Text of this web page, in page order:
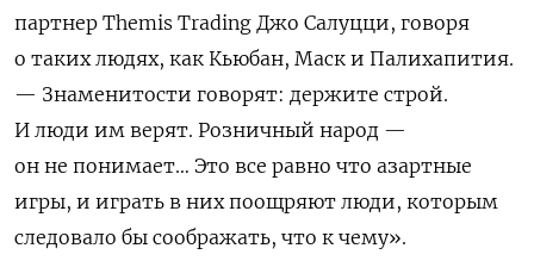
партнер Themis Trading Джо Салуцци, говоря
о таких людях, как Кьюбан, Маск и Палихапития.
— Знаменитости говорят: держите строй.
И люди им верят. Розничный народ —
он не понимает… Это все равно что азартные
игры, и играть в них поощряют люди, которым
следовало бы соображать, что к чему».